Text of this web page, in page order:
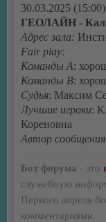
30.03.2025 (15:00)
ГЕОЛАЙН -
Адрес зала:
Fair play:
Команды А:
Команды В:
Судья: Максим
Лучшие игроки:
Кореновна
Автор сообщения
Бот форума - это
служебную
Первого апреля
комментариями.